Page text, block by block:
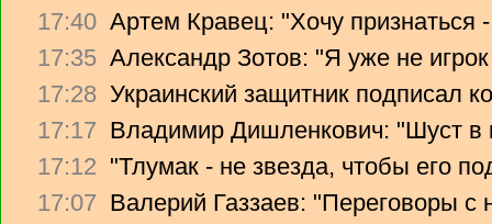
17:40 Артем Кравец: "Хочу признаться
17:35 Александр Зотов: "Я уже не
17:28 Украинский защитник подписал
17:17 Владимир Дишленкович: "Шуст в
17:12 "Тлумак - не звезда, чтобы его
17:07 Валерий Газзаев: "Переговоры с